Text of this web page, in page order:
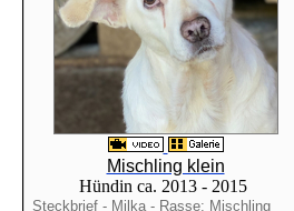
Mischling klein
Hündin ca. 2013 - 2015
Steckbrief - Milka - Rasse: Mischling